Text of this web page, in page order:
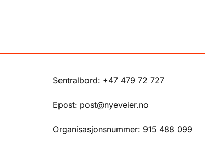
Sentralbord: +47 479 72 727
Epost: post@nyeveier.no
Organisasjonsnummer: 915 488 099